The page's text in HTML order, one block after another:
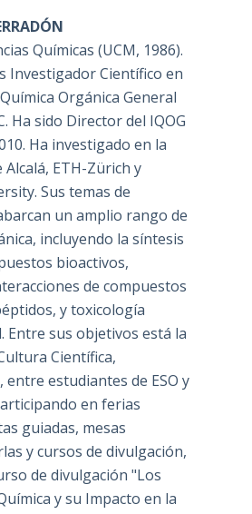
Químicas (UCM, 1986).
Investigador Científico en
Orgánica General
Ha sido Director del IQOG
Ha investigado en la
Alcalá, ETH-Zürich y
Sus temas de
un amplio rango de
incluyendo la síntesis
bioactivos,
de compuestos
y toxicología
Entre sus objetivos está la
Científica,
entre estudiantes de ESO y
en ferias
guiadas, mesas
y cursos de divulgación,
de divulgación "Los
y su Impacto en la